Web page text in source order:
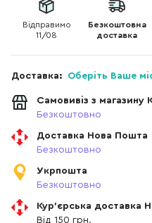
Відправимо
11/08
Безкоштовна
доставка
Доставка: Оберіть Ваше
Самовивіз з магазину
Безкоштовно
Доставка Нова Пошта
Безкоштовно
Укрпошта
Безкоштовно
Кур'єрська доставка
Від 150 грн.